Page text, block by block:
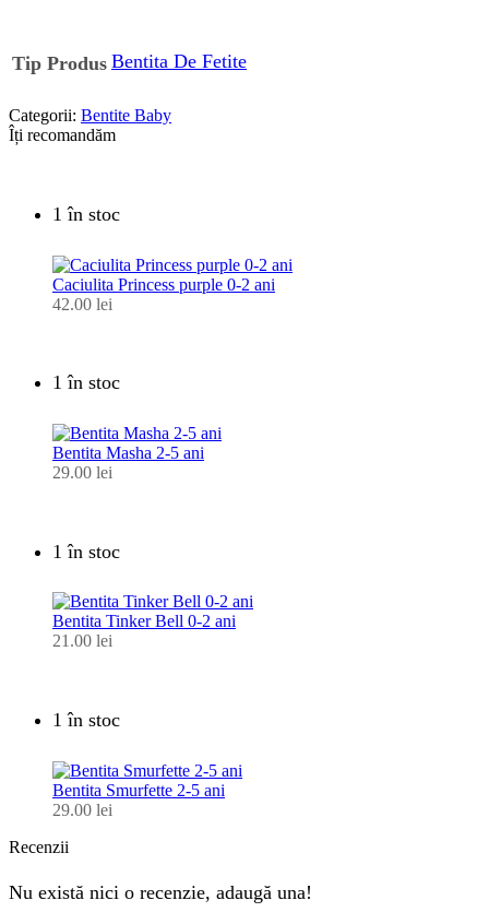
Tip Produs Bentita De Fetite
Categorii: Bentite Baby
Îți recomandăm
1 în stoc
Caciulita Princess purple 0-2 ani
42.00 lei
1 în stoc
Bentita Masha 2-5 ani
29.00 lei
1 în stoc
Bentita Tinker Bell 0-2 ani
21.00 lei
1 în stoc
Bentita Smurfette 2-5 ani
29.00 lei
Recenzii
Nu există nici o recenzie, adaugă una!